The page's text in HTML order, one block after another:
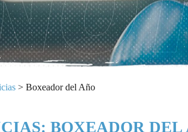
> Boxeador del Año
BOXEADOR DEL